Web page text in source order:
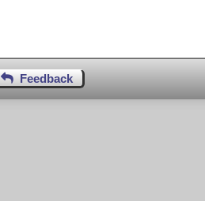
Feedback